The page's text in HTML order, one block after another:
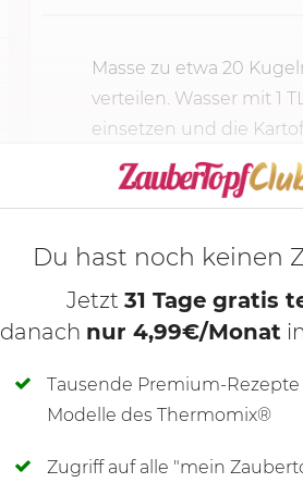
Masse zu etwa 20
verteilen. Wasser mit 1
einsetzen und die
SCHREIBE NEUE NOTIZ
Du hast noch keinen
Jetzt 31 Tage gratis
danach nur 4,99€/Monat
Tausende Premium-Rezepte
Modelle des Thermomix®
Zugriff auf alle "mein